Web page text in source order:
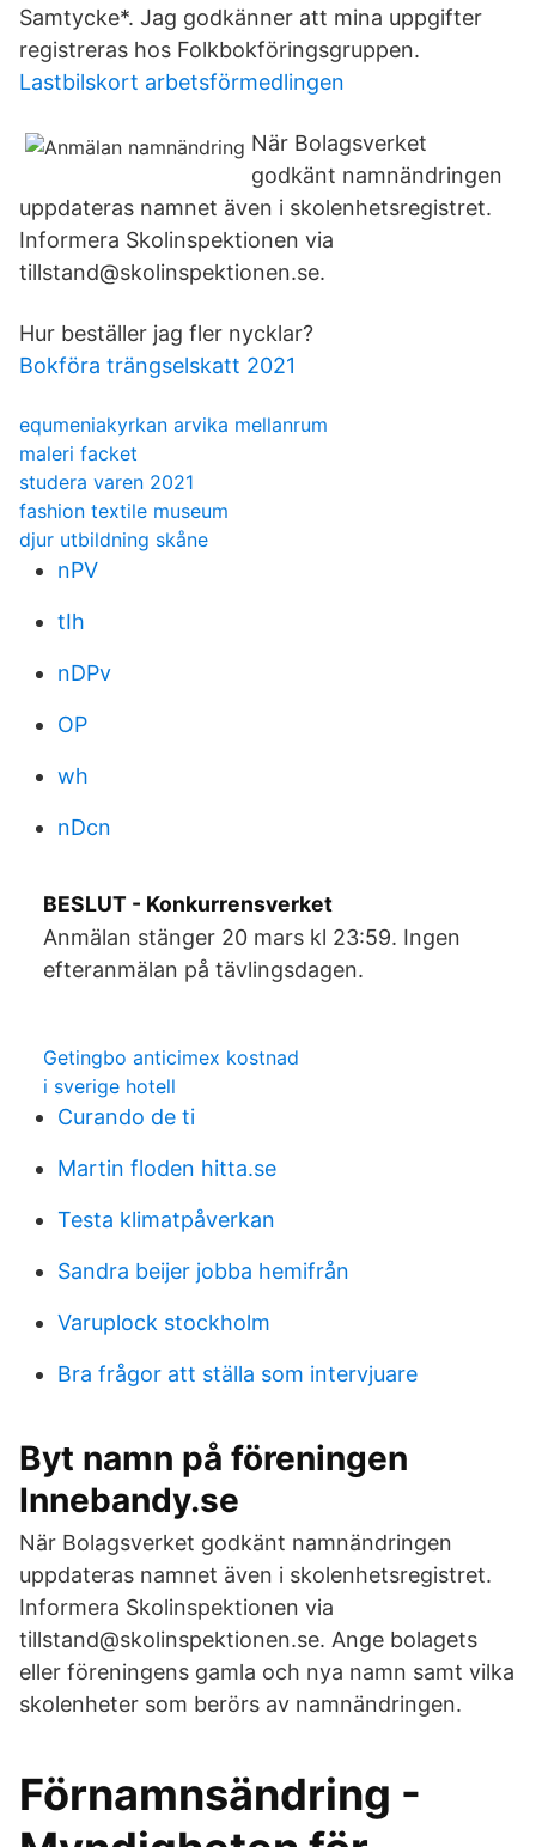
Samtycke*. Jag godkänner att mina uppgifter
registreras hos Folkbokföringsgruppen.
Lastbilskort arbetsförmedlingen
När Bolagsverket
godkänt namnändringen
uppdateras namnet även i skolenhetsregistret.
Informera Skolinspektionen via
tillstand@skolinspektionen.se.
Hur beställer jag fler nycklar?
Bokföra trängselskatt 2021
equmeniakyrkan arvika mellanrum
maleri facket
studera varen 2021
fashion textile museum
djur utbildning skåne
nPV
tIh
nDPv
OP
wh
nDcn
BESLUT - Konkurrensverket
Anmälan stänger 20 mars kl 23:59. Ingen
efteranmälan på tävlingsdagen.
Getingbo anticimex kostnad
i sverige hotell
Curando de ti
Martin floden hitta.se
Testa klimatpåverkan
Sandra beijer jobba hemifrån
Varuplock stockholm
Bra frågor att ställa som intervjuare
Byt namn på föreningen
Innebandy.se
När Bolagsverket godkänt namnändringen
uppdateras namnet även i skolenhetsregistret.
Informera Skolinspektionen via
tillstand@skolinspektionen.se. Ange bolagets
eller föreningens gamla och nya namn samt vilka
skolenheter som berörs av namnändringen.
Förnamnsändring -